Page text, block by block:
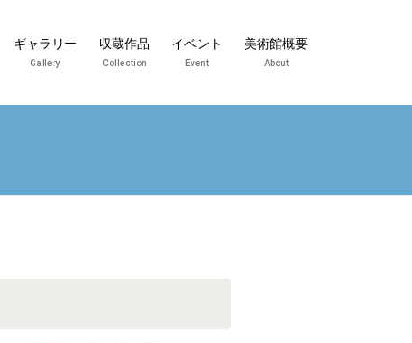
ギャラリー
Gallery
収蔵作品
Collection
イベント
Event
美術館概要
About